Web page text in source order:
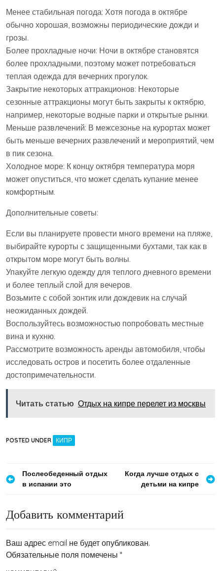
Менее стабильная погода: Хотя погода в октябре
обычно хорошая, возможны периодические дожди и
грозы.
Более прохладные ночи: Ночи в октябре становятся
более прохладными, поэтому может потребоваться
теплая одежда для вечерних прогулок.
Закрытие некоторых аттракционов: Некоторые
сезонные аттракционы могут быть закрыты к октябрю,
например, некоторые водные парки и открытые рынки.
Меньше развлечений: В межсезонье на курортах может
быть меньше вечерних развлечений и мероприятий, чем
в пик сезона.
Холодное море: К концу октября температура моря
может опуститься, что может сделать купание менее
комфортным.
Дополнительные советы:
Если вы планируете провести много времени на пляже,
выбирайте курорты с защищенными бухтами, так как в
открытом море могут быть волны.
Упакуйте легкую одежду для теплого дневного времени
и более теплый слой для вечеров.
Возьмите с собой зонтик или дождевик на случай
неожиданных дождей.
Воспользуйтесь возможностью попробовать местные
вина и кухню.
Рассмотрите возможность аренды автомобиля, чтобы
исследовать остров и посетить более отдаленные
достопримечательности.
Читать статью Отдых на кипре перелет из москвы
POSTED UNDER КИПР
Навигация
Послеобеденный отдых
в испании это
Когда лучше отдых с
детьми на кипре
Добавить комментарий
Ваш адрес email не будет опубликован.
Обязательные поля помечены *